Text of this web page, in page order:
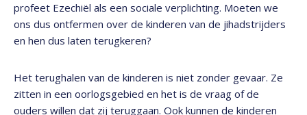
profeet Ezechiël als een sociale verplichting. Moeten we
ons dus ontfermen over de kinderen van de jihadstrijders
en hen dus laten terugkeren?
Het terughalen van de kinderen is niet zonder gevaar. Ze
zitten in een oorlogsgebied en het is de vraag of de
ouders willen dat zij teruggaan. Ook kunnen de kinderen